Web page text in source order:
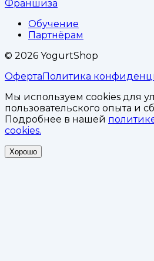
Франшиза
Обучение
Партнёрам
© 2026 YogurtShop
ОфертаПолитика
Мы используем cookies для
пользовательского опыта и
Подробнее в нашей
cookies.
Хорошо